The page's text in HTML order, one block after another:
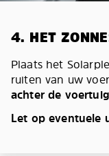
4. HET
Plaats het
ruiten van uw
achter de
Let op eventuele